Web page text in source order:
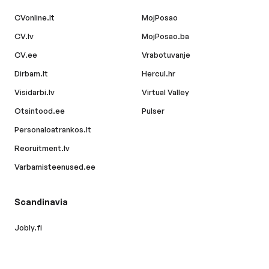
CVonline.lt
CV.lv
CV.ee
Dirbam.lt
Visidarbi.lv
Otsintood.ee
Personaloatrankos.lt
Recruitment.lv
Varbamisteenused.ee
MojPosao
MojPosao.ba
Vrabotuvanje
Hercul.hr
Virtual Valley
Pulser
Scandinavia
Jobly.fi